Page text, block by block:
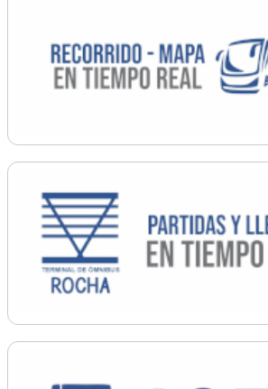
Ordenamiento
Promoción Social
Salud
Secretaría General